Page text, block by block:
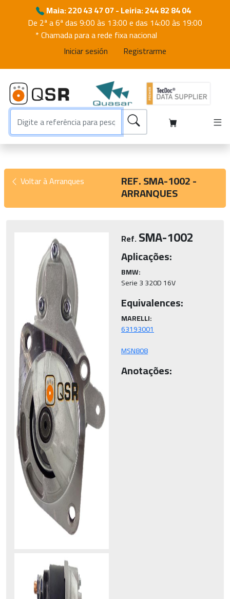
Maia: 220 43 47 07 - Leiria: 244 82 84 04
De 2ª a 6ª das 9:00 às 13:00 e das 14:00 às 19:00
* Chamada para a rede fixa nacional
Iniciar sesión
Registrarme
Voltar à Arranques REF. SMA-1002 -
ARRANQUES
Ref.SMA-1002
Aplicações:
BMW:
Serie 3 320D 16V
Equivalences:
MARELLI:
MSN808
Anotações: